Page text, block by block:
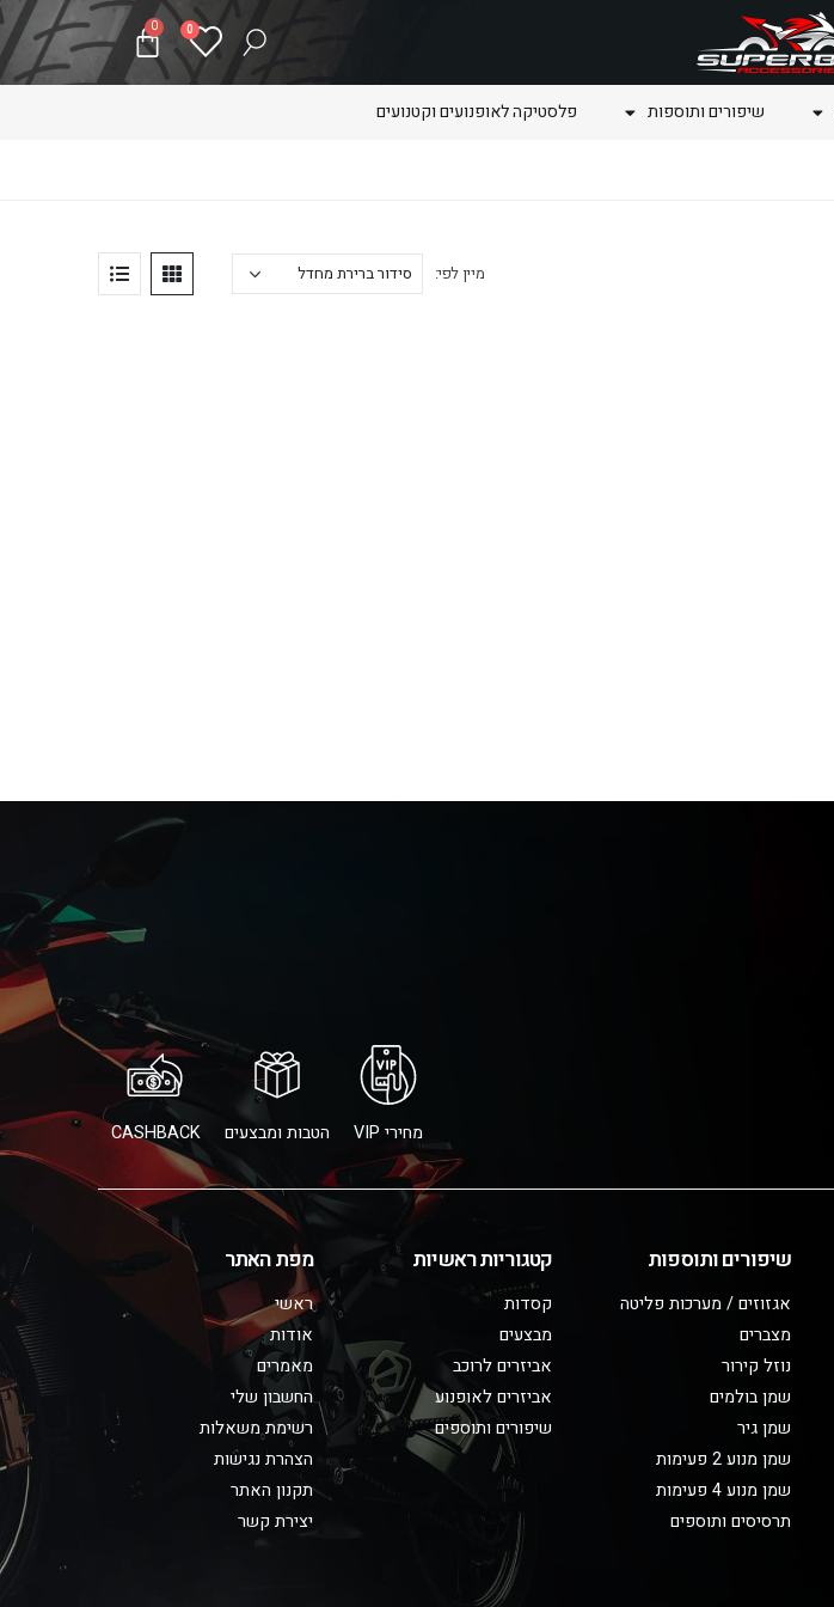
0
0
שיפורים ותוספות פלסטיקה לאופנועים וקטנועים
מיין לפי:
מחירי VIP הטבות ומבצעים CASHBACK
שיפורים ותוספות
אגזוזים / מערכות פליטה
מצברים
נוזל קירור
שמן בולמים
שמן גיר
שמן מנוע 2 פעימות
שמן מנוע 4 פעימות
תרסיסים ותוספים
קטגוריות ראשיות
קסדות
מבצעים
אביזרים לרוכב
אביזרים לאופנוע
שיפורים ותוספים
מפת האתר
ראשי
אודות
מאמרים
החשבון שלי
רשימת משאלות
הצהרת נגישות
תקנון האתר
יצירת קשר